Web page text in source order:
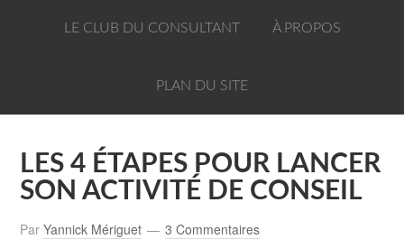
LE CLUB DU CONSULTANT À PROPOS
PLAN DU SITE
LES 4 ÉTAPES POUR LANCER
SON ACTIVITÉ DE CONSEIL
ParYannick Mériguet 3 Commentaires